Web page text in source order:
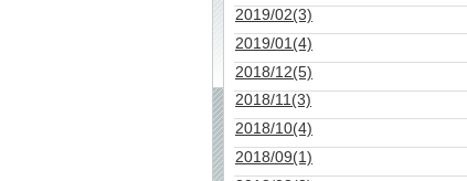
2019/02(3)
2019/01(4)
2018/12(5)
2018/11(3)
2018/10(4)
2018/09(1)